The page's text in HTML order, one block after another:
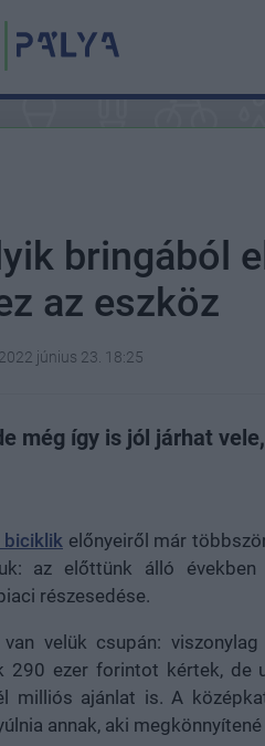
bringából
az eszköz
2022 június 23. 18:25
még így is jól járhat
biciklik előnyeiről már
az előttünk álló
részesedése.
velük csupán:
290 ezer forintot kértek, de
milliós ajánlat is. A
annak, aki